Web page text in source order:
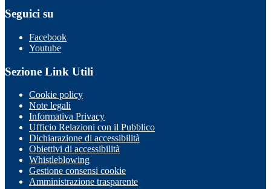
Seguici su
Facebook
Youtube
Sezione Link Utili
Cookie policy
Note legali
Informativa Privacy
Ufficio Relazioni con il Pubblico
Dichiarazione di accessibilità
Obiettivi di accessibilità
Whistleblowing
Gestione consensi cookie
Amministrazione trasparente